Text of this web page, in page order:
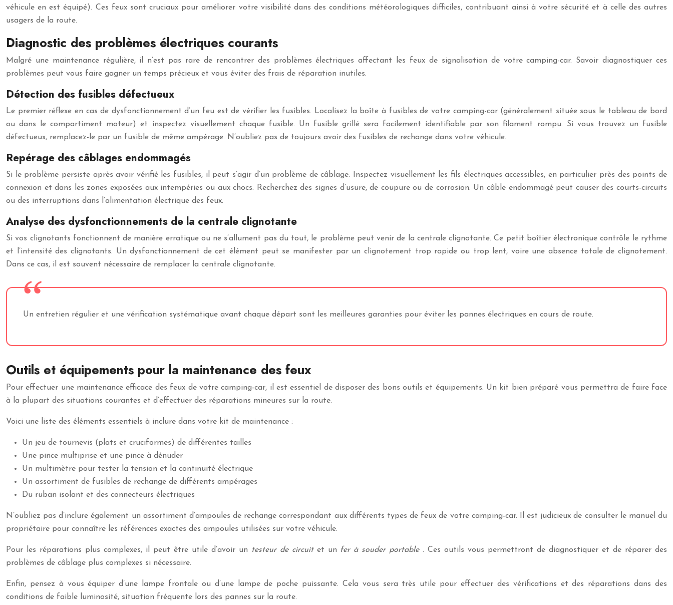
véhicule en est équipé). Ces feux sont cruciaux pour améliorer votre visibilité dans des conditions météorologiques difficiles, contribuant ainsi à votre sécurité et à celle des autres
usagers de la route.
Diagnostic des problèmes électriques courants
Malgré une maintenance régulière, il n’est pas rare de rencontrer des problèmes électriques affectant les feux de signalisation de votre camping-car. Savoir diagnostiquer ces
problèmes peut vous faire gagner un temps précieux et vous éviter des frais de réparation inutiles.
Détection des fusibles défectueux
Le premier réflexe en cas de dysfonctionnement d’un feu est de vérifier les fusibles. Localisez la boîte à fusibles de votre camping-car (généralement située sous le tableau de bord
ou dans le compartiment moteur) et inspectez visuellement chaque fusible. Un fusible grillé sera facilement identifiable par son filament rompu. Si vous trouvez un fusible
défectueux, remplacez-le par un fusible de même ampérage. N’oubliez pas de toujours avoir des fusibles de rechange dans votre véhicule.
Repérage des câblages endommagés
Si le problème persiste après avoir vérifié les fusibles, il peut s’agir d’un problème de câblage. Inspectez visuellement les fils électriques accessibles, en particulier près des points de
connexion et dans les zones exposées aux intempéries ou aux chocs. Recherchez des signes d’usure, de coupure ou de corrosion. Un câble endommagé peut causer des courts-circuits
ou des interruptions dans l’alimentation électrique des feux.
Analyse des dysfonctionnements de la centrale clignotante
Si vos clignotants fonctionnent de manière erratique ou ne s’allument pas du tout, le problème peut venir de la centrale clignotante. Ce petit boîtier électronique contrôle le rythme
et l’intensité des clignotants. Un dysfonctionnement de cet élément peut se manifester par un clignotement trop rapide ou trop lent, voire une absence totale de clignotement.
Dans ce cas, il est souvent nécessaire de remplacer la centrale clignotante.
Un entretien régulier et une vérification systématique avant chaque départ sont les meilleures garanties pour éviter les pannes électriques en cours de route.
Outils et équipements pour la maintenance des feux
Pour effectuer une maintenance efficace des feux de votre camping-car, il est essentiel de disposer des bons outils et équipements. Un kit bien préparé vous permettra de faire face
à la plupart des situations courantes et d’effectuer des réparations mineures sur la route.
Voici une liste des éléments essentiels à inclure dans votre kit de maintenance :
Un jeu de tournevis (plats et cruciformes) de différentes tailles
Une pince multiprise et une pince à dénuder
Un multimètre pour tester la tension et la continuité électrique
Un assortiment de fusibles de rechange de différents ampérages
Du ruban isolant et des connecteurs électriques
N’oubliez pas d’inclure également un assortiment d’ampoules de rechange correspondant aux différents types de feux de votre camping-car. Il est judicieux de consulter le manuel du
propriétaire pour connaître les références exactes des ampoules utilisées sur votre véhicule.
Pour les réparations plus complexes, il peut être utile d’avoir un testeur de circuit et un fer à souder portable. Ces outils vous permettront de diagnostiquer et de réparer des
problèmes de câblage plus complexes si nécessaire.
Enfin, pensez à vous équiper d’une lampe frontale ou d’une lampe de poche puissante. Cela vous sera très utile pour effectuer des vérifications et des réparations dans des
conditions de faible luminosité, situation fréquente lors des pannes sur la route.